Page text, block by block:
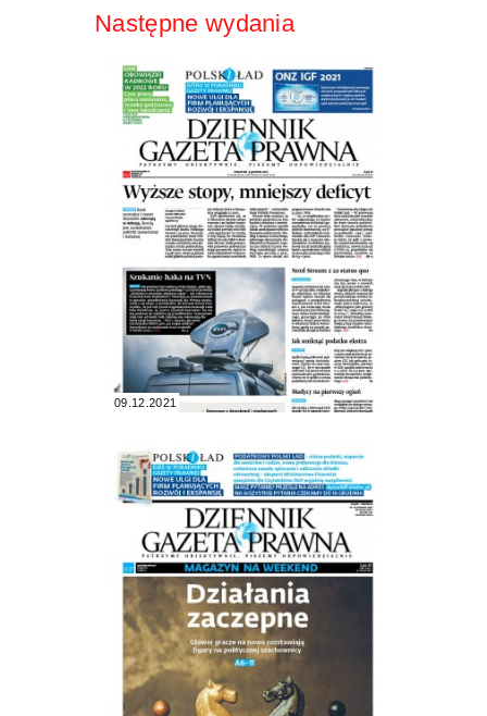
Następne wydania
09.12.2021